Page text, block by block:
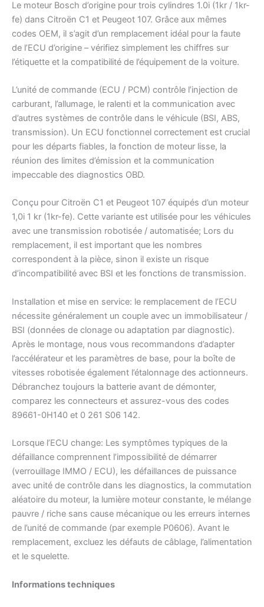
Le moteur Bosch d’origine pour trois cylindres 1.0i (1kr / 1kr-
fe) dans Citroën C1 et Peugeot 107. Grâce aux mêmes
codes OEM, il s’agit d’un remplacement idéal pour la faute
de l’ECU d’origine – vérifiez simplement les chiffres sur
l’étiquette et la compatibilité de l’équipement de la voiture.
L’unité de commande (ECU / PCM) contrôle l’injection de
carburant, l’allumage, le ralenti et la communication avec
d’autres systèmes de contrôle dans le véhicule (BSI, ABS,
transmission). Un ECU fonctionnel correctement est crucial
pour les départs fiables, la fonction de moteur lisse, la
réunion des limites d’émission et la communication
impeccable des diagnostics OBD.
Conçu pour Citroën C1 et Peugeot 107 équipés d’un moteur
1,0i 1 kr (1kr-fe). Cette variante est utilisée pour les véhicules
avec une transmission robotisée / automatisée; Lors du
remplacement, il est important que les nombres
correspondent à la pièce, sinon il existe un risque
d’incompatibilité avec BSI et les fonctions de transmission.
Installation et mise en service: le remplacement de l’ECU
nécessite généralement un couple avec un immobilisateur /
BSI (données de clonage ou adaptation par diagnostic).
Après le montage, nous vous recommandons d’adapter
l’accélérateur et les paramètres de base, pour la boîte de
vitesses robotisée également l’étalonnage des actionneurs.
Débranchez toujours la batterie avant de démonter,
comparez les connecteurs et assurez-vous des codes
89661-0H140 et 0 261 S06 142.
Lorsque l’ECU change: Les symptômes typiques de la
défaillance comprennent l’impossibilité de démarrer
(verrouillage IMMO / ECU), les défaillances de puissance
avec unité de contrôle dans les diagnostics, la commutation
aléatoire du moteur, la lumière moteur constante, le mélange
pauvre / riche sans cause mécanique ou les erreurs internes
de l’unité de commande (par exemple P0606). Avant le
remplacement, excluez les défauts de câblage, l’alimentation
et le squelette.
Informations techniques